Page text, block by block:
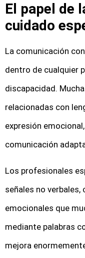
El papel de
cuidado
La comunicación
dentro de cualquier
discapacidad.
relacionadas con
expresión
comunicación
Los profesionales
señales no
emocionales que
mediante palabras
mejora